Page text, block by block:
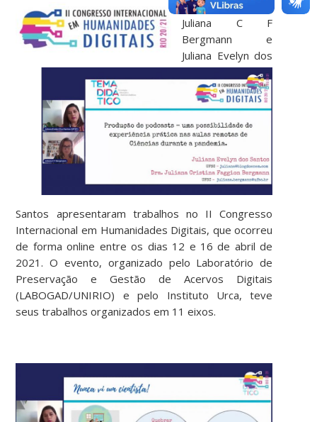
As pesquisadoras
Juliana C F
Bergmann e
Juliana Evelyn dos
Santos apresentaram trabalhos no II Congresso
Internacional em Humanidades Digitais, que ocorreu
de forma online entre os dias 12 e 16 de abril de
2021. O evento, organizado pelo Laboratório de
Preservação e Gestão de Acervos Digitais
(LABOGAD/UNIRIO) e pelo Instituto Urca, teve
seus trabalhos organizados em 11 eixos.